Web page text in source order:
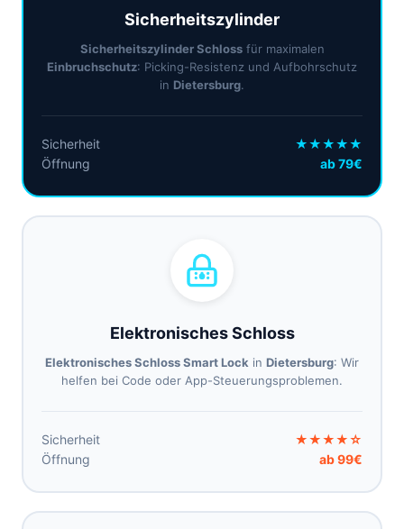
Sicherheitszylinder
Sicherheitszylinder Schlossfür maximalen
Einbruchschutz: Picking-Resistenz und Aufbohrschutz
in Dietersburg.
Sicherheit
★★★★★
Öffnung
ab 79€
Elektronisches Schloss
Elektronisches Schloss Smart Lock in Dietersburg: Wir
helfen bei Code oder App-Steuerungsproblemen.
Sicherheit
★★★★☆
Öffnung
ab 99€